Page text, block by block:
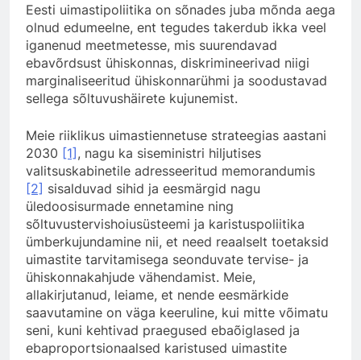
Eesti uimastipoliitika on sõnades juba mõnda aega
olnud edumeelne, ent tegudes takerdub ikka veel
iganenud meetmetesse, mis suurendavad
ebavõrdsust ühiskonnas, diskrimineerivad niigi
marginaliseeritud ühiskonnarühmi ja soodustavad
sellega sõltuvushäirete kujunemist.
Meie riiklikus uimastiennetuse strateegias aastani
2030 [1], nagu ka siseministri hiljutises
valitsuskabinetile adresseeritud memorandumis
[2] sisalduvad sihid ja eesmärgid nagu
üledoosisurmade ennetamine ning
sõltuvustervishoiusüsteemi ja karistuspoliitika
ümberkujundamine nii, et need reaalselt toetaksid
uimastite tarvitamisega seonduvate tervise- ja
ühiskonnakahjude vähendamist. Meie,
allakirjutanud, leiame, et nende eesmärkide
saavutamine on väga keeruline, kui mitte võimatu
seni, kuni kehtivad praegused ebaõiglased ja
ebaproportsionaalsed karistused uimastite